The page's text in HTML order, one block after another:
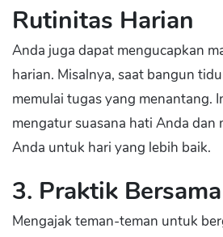
Rutinitas Harian
Anda juga dapat mengucapkan
harian. Misalnya, saat bangun
memulai tugas yang menantang.
mengatur suasana hati Anda dan
Anda untuk hari yang lebih baik.
3. Praktik
Mengajak teman-teman untuk